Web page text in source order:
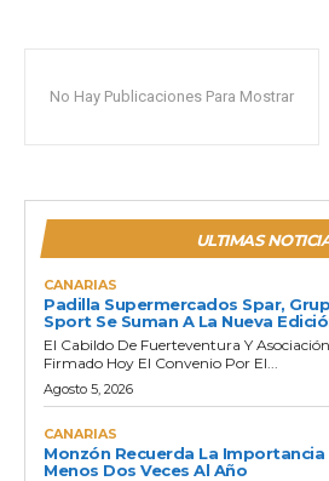
No Hay Publicaciones Para Mostrar
ULTIMAS
CANARIAS
Padilla Supermercados Spar,
Sport Se Suman A La Nueva
El Cabildo De Fuerteventura Y
Firmado Hoy El Convenio Por El...
Agosto 5, 2026
CANARIAS
Monzón Recuerda La Importancia
Menos Dos Veces Al Año